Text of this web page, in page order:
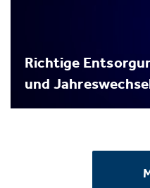
Richtige
und